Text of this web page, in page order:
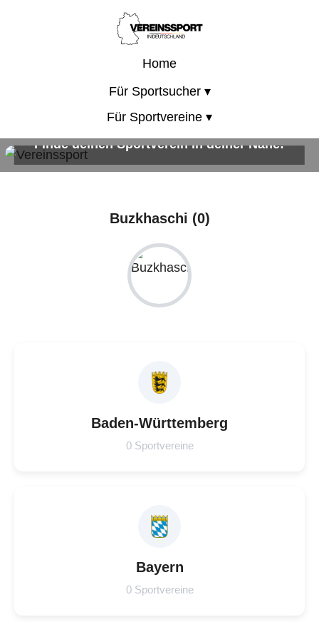
Home
Für Sportsucher ▾
Für Sportvereine ▾
Finde deinen Sportverein in deiner Nähe!
Buzkhaschi (0)
Baden-Württemberg
0 Sportvereine
Bayern
0 Sportvereine